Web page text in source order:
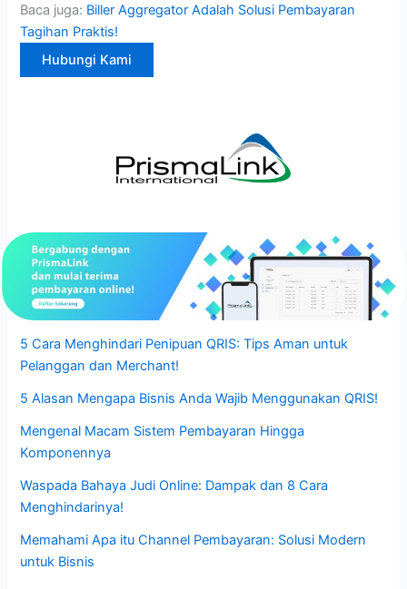
Baca juga: Biller Aggregator Adalah Solusi Pembayaran
Tagihan Praktis!
Hubungi Kami
5 Cara Menghindari Penipuan QRIS: Tips Aman untuk
Pelanggan dan Merchant!
5 Alasan Mengapa Bisnis Anda Wajib Menggunakan QRIS!
Mengenal Macam Sistem Pembayaran Hingga
Komponennya
Waspada Bahaya Judi Online: Dampak dan 8 Cara
Menghindarinya!
Memahami Apa itu Channel Pembayaran: Solusi Modern
untuk Bisnis